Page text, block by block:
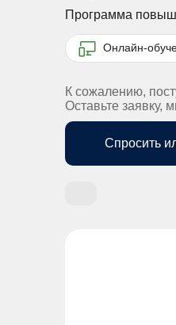
Программа
Онлайн-
К сожалению,
Оставьте заявку,
Спросить